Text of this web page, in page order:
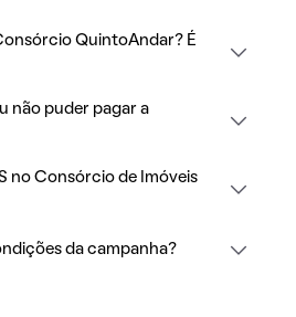
QuintoAndar? É
não puder pagar a
no Consórcio de Imóveis
da campanha?